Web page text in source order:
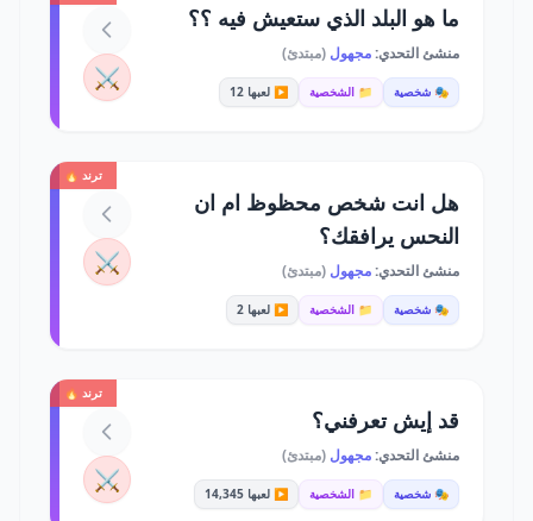
ما هو البلد الذي ستعيش فيه ؟؟
منشئ التحدي:مجهول (مبتدئ)
🎭 شخصية 📁 الشخصية ▶️ لعبها 12 ⚔️
ترند 🔥
هل انت شخص محظوظ ام ان
النحس يرافقك؟
منشئ التحدي:مجهول (مبتدئ)
🎭 شخصية 📁 الشخصية ▶️ لعبها 2
⚔️
ترند 🔥
قد إيش تعرفني؟
منشئ التحدي:مجهول (مبتدئ)
🎭 شخصية 📁 الشخصية ▶️ لعبها 14,345 ⚔️